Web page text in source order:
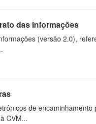
das Informações
(versão 2.0),
de
CVM...